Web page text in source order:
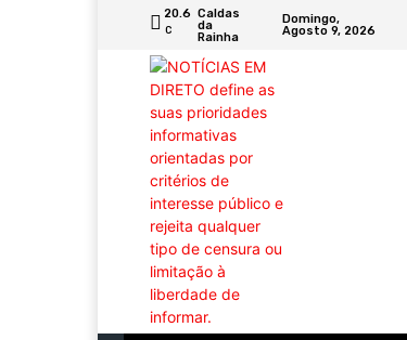
20.6
C
Caldas
da
Rainha
Domingo,
Agosto 9, 2026